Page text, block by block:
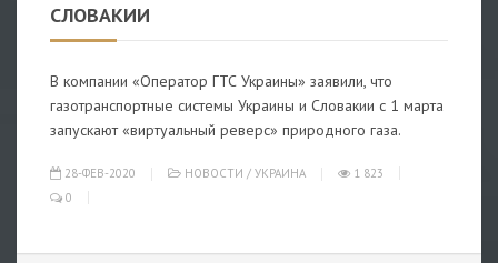
СЛОВАКИИ
В компании «Оператор ГТС Украины» заявили, что
газотранспортные системы Украины и Словакии с 1 марта
запускают «виртуальный реверс» природного газа.
28-ФЕВ-2020 НОВОСТИ / УКРАИНА
1 823
0